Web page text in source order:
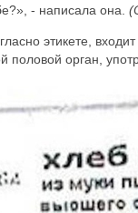
- написала она.
этикете,
половой орган,